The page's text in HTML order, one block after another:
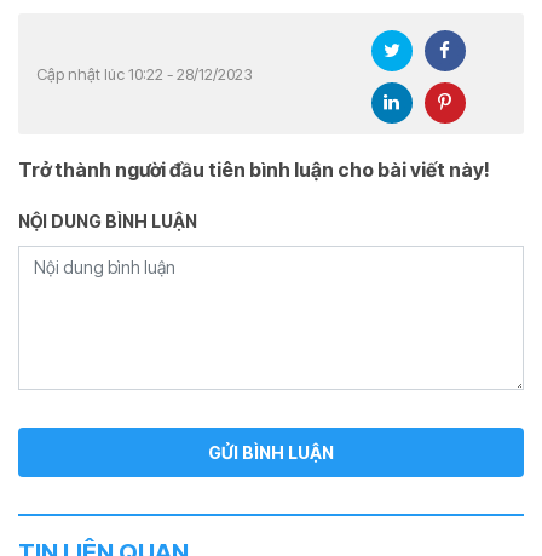
Cập nhật lúc 10:22 - 28/12/2023
Trở thành người đầu tiên bình luận cho bài viết này!
NỘI DUNG BÌNH LUẬN